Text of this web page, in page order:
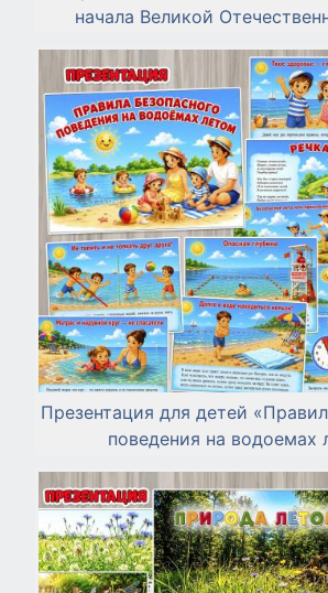
начала Великой
Презентация для детей
поведения на водоемах